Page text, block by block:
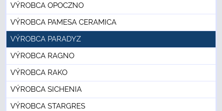
VÝROBCA OPOCZNO
VÝROBCA PAMESA CERAMICA
VÝROBCA PARADYZ
VÝROBCA RAGNO
VÝROBCA RAKO
VÝROBCA SICHENIA
VÝROBCA STARGRES